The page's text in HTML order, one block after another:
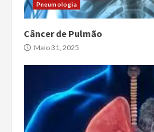
Pneumologia
Câncer de Pulmão
Maio 31, 2025